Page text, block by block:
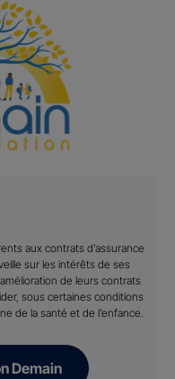
aux contrats d’assurance
sur les intérêts de ses
de leurs contrats
sous certaines conditions
de la santé et de l’enfance.
Demain